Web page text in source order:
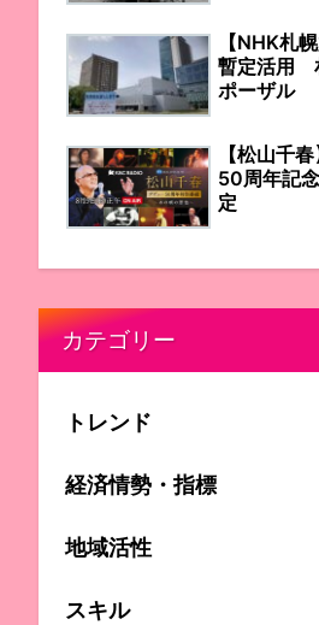
【NHK札
暫定活用
ポーザル
【松山千
50周年記
定
カテゴリー
トレンド
経済情勢・指標
地域活性
スキル